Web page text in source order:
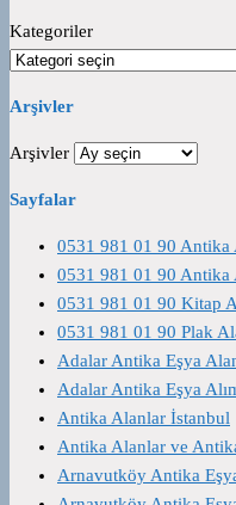
Kategoriler
Arşivler
Arşivler
Sayfalar
0531 981 01 90 Antika
0531 981 01 90 Antika
0531 981 01 90 Kitap
0531 981 01 90 Plak
Adalar Antika Eşya
Adalar Antika Eşya
Antika Alanlar İstanbul
Antika Alanlar ve
Arnavutköy Antika